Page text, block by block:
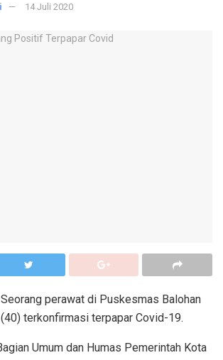
14 Juli 2020
perawat di Puskesmas Balohan
terkonfirmasi terpapar Covid-19.
Umum dan Humas Pemerintah Kota